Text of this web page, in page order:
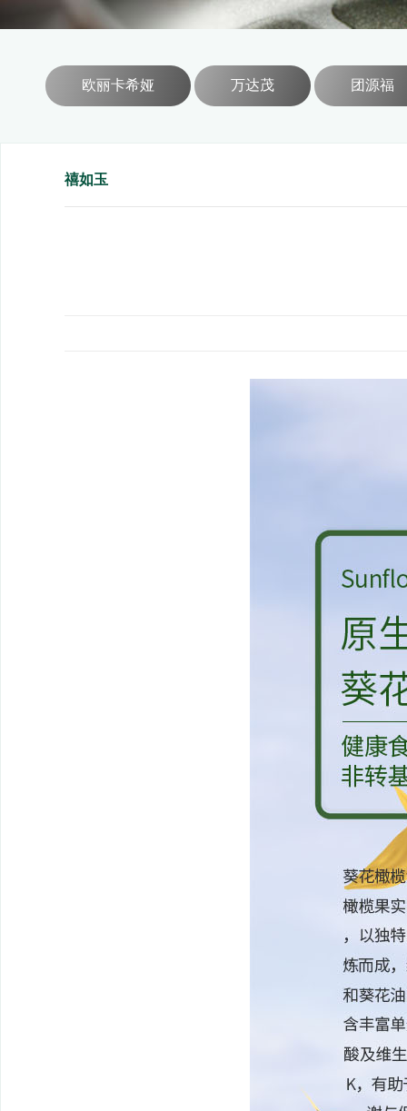
欧丽卡希娅 万达茂 团源福
禧如玉